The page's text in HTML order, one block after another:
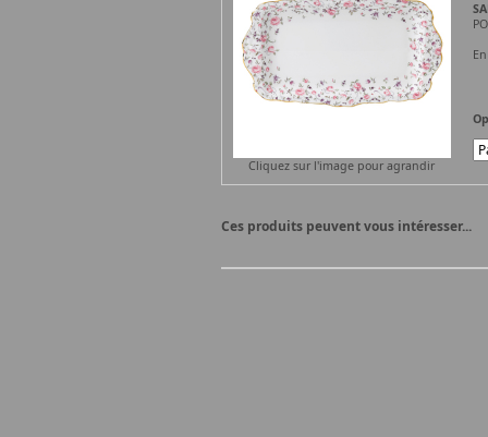
Cliquez sur l'image pour agrandir
Ces produits peuvent vous intéresser...